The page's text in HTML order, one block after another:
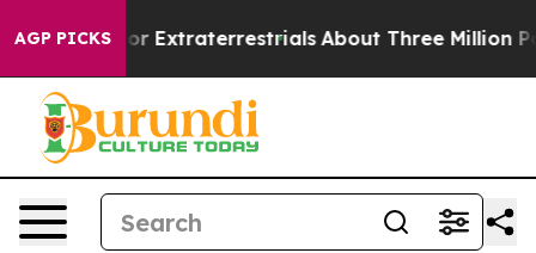
AGP PICKS
for Extraterrestrials About Three Million